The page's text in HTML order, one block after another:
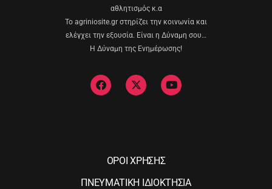
αθλητισμός κ.α
Το agriniosite.gr στηρίζει την κοινωνία και
ελέγχει την εξουσία. Είναι η Δύναμη σου…
Η Δύναμη της Ενημέρωσης!
ΟΡΟΙ ΧΡΗΣΗΣ
ΠΝΕΥΜΑΤΙΚΗ ΙΔΙΟΚΤΗΣΙΑ